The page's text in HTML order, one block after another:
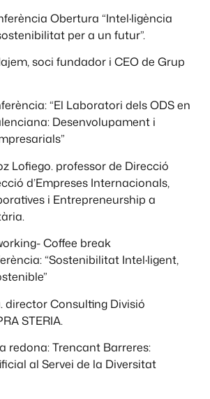
Obertura “Intel·ligència
per a un futur”.
soci fundador i CEO de Grup
“El Laboratori dels ODS en
Desenvolupament i
Lofiego. professor de Direcció
d’Empreses Internacionals,
i Entrepreneurship a
Coffee break
“Sostenibilitat Intel·ligent,
director Consulting Divisió
STERIA.
redona: Trencant Barreres:
al Servei de la Diversitat